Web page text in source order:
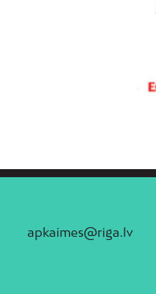
apkaimes@riga.lv